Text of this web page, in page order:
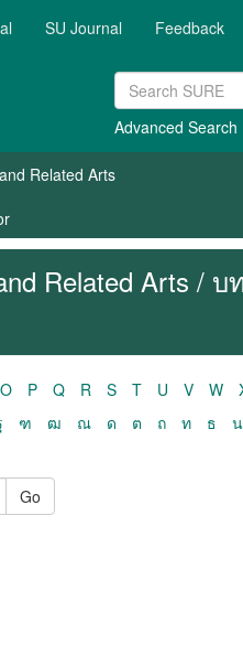
SU Journal Feedback
Advanced Search
Related Arts
Related Arts /
O P Q R S T U V W
ฑ ฒ ณ ด ต ถ ท ธ น
Go